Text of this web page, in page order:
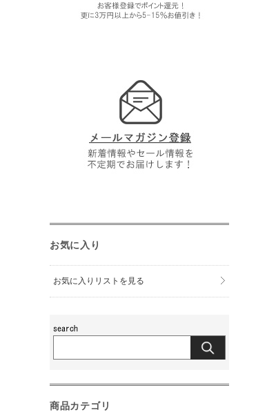
お気に入り
お気に入りリストを見る
商品カテゴリ